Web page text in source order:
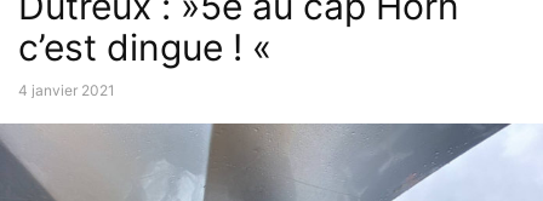
c’est dingue ! «
4 janvier 2021